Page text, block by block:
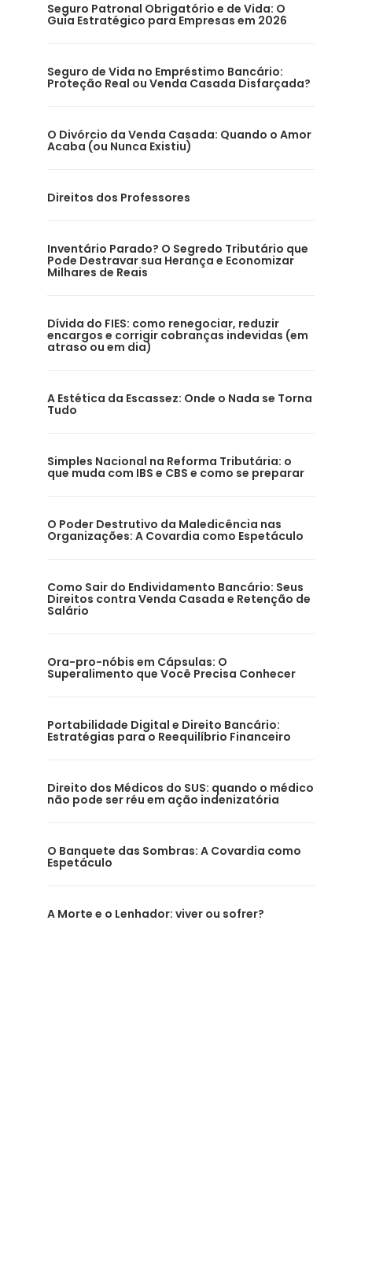
Seguro Patronal Obrigatório e de Vida: O
Guia Estratégico para Empresas em 2026
Seguro de Vida no Empréstimo Bancário:
Proteção Real ou Venda Casada Disfarçada?
O Divórcio da Venda Casada: Quando o Amor
Acaba (ou Nunca Existiu)
Direitos dos Professores
Inventário Parado? O Segredo Tributário que
Pode Destravar sua Herança e Economizar
Milhares de Reais
Dívida do FIES: como renegociar, reduzir
encargos e corrigir cobranças indevidas (em
atraso ou em dia)
A Estética da Escassez: Onde o Nada se Torna
Tudo
Simples Nacional na Reforma Tributária: o
que muda com IBS e CBS e como se preparar
O Poder Destrutivo da Maledicência nas
Organizações: A Covardia como Espetáculo
Como Sair do Endividamento Bancário: Seus
Direitos contra Venda Casada e Retenção de
Salário
Ora-pro-nóbis em Cápsulas: O
Superalimento que Você Precisa Conhecer
Portabilidade Digital e Direito Bancário:
Estratégias para o Reequilíbrio Financeiro
Direito dos Médicos do SUS: quando o médico
não pode ser réu em ação indenizatória
O Banquete das Sombras: A Covardia como
Espetáculo
A Morte e o Lenhador: viver ou sofrer?